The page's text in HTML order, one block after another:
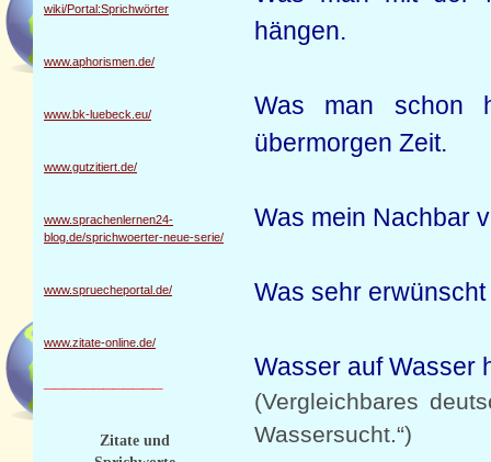
wiki/Portal:Sprichwörter
www.aphorismen.de/
www.bk-luebeck.eu/
www.gutzitiert.de/
www.sprachenlernen24-
blog.de/sprichwoerter-neue-serie/
www.spruecheportal.de/
www.zitate-online.de/
Zitate und
hängen.
Was man schon
übermorgen Zeit.
Was mein Nachbar
Was sehr
Wasser auf Wasser
(Vergleichbares
Wassersucht.“)